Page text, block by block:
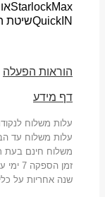
StarlockMax
QuickINשיטת
הוראות הפעלה
דף מידע
עלות משלוח לנקודת
עלות משלוח עד הבית
משלוח חינם בעת
זמן הספקה 7 ימי עסקים
שנה אחריות על